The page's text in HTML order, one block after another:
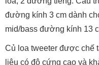
Việc bố trí các củ loa
symmetry) không chỉ tối
mà còn mở rộng vùng
trường âm stereo.